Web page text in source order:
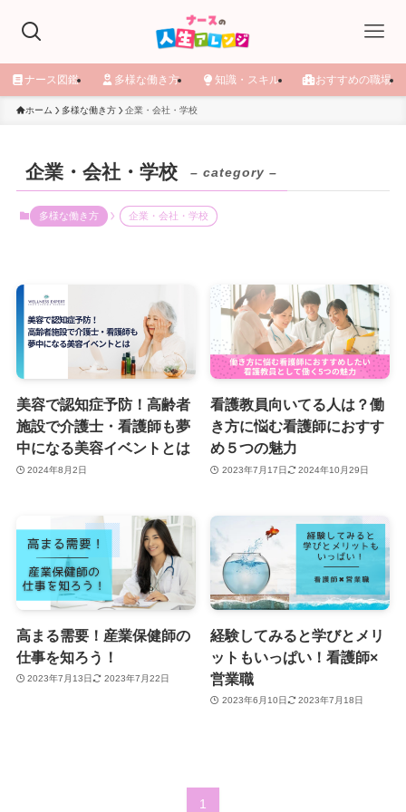
ナース図鑑 多様な働き方 知識・スキル おすすめの職場
ホーム 多様な働き方 企業・会社・学校
企業・会社・学校 – category –
多様な働き方 企業・会社・学校
美容で認知症予防！高齢者
施設で介護士・看護師も夢
中になる美容イベントとは
2024年8月2日
看護教員向いてる人は？働
き方に悩む看護師におすす
め５つの魅力
2023年7月17日 2024年10月29日
高まる需要！産業保健師の
仕事を知ろう！
2023年7月13日 2023年7月22日
経験してみると学びとメリ
ットもいっぱい！看護師×
営業職
2023年6月10日 2023年7月18日
1